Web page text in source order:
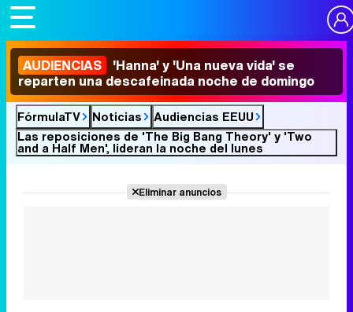
AUDIENCIAS 'Hanna' y 'Una nueva vida' se
reparten una descafeinada noche de domingo
FórmulaTV Noticias
Audiencias EEUU
Las reposiciones de 'The Big Bang Theory' y 'Two
and a Half Men', lideran la noche del lunes
Eliminar anuncios